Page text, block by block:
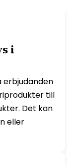
i
erbjudanden
till
Det kan
eller